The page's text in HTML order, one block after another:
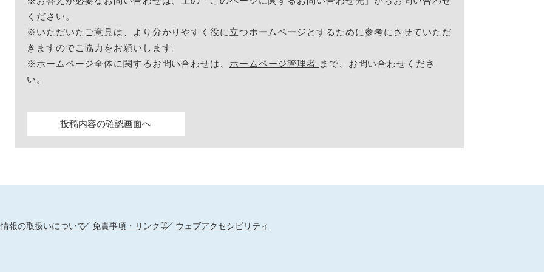
ください。
※いただいたご意見は、より分かりやすく役に立つホームページとするために参考にさせていただ
きますのでご協力をお願いします。
※ホームページ全体に関するお問い合わせは、 ホームページ管理者 まで、お問い合わせくださ
い。
報の取扱いについて 免責事項・リンク等 ウェブアクセシビリティ